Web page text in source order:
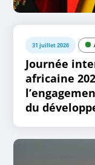
31 juillet 2026
Journée
africaine
du